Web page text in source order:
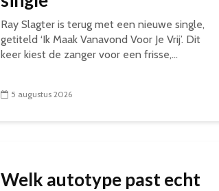
Ray Slagter is terug met een nieuwe single,
getiteld ‘Ik Maak Vanavond Voor Je Vrij’. Dit
keer kiest de zanger voor een frisse,...
5 augustus 2026
Welk autotype past echt